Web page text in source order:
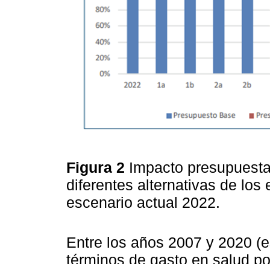
Figura 2 Impacto
diferentes alternativas de los
escenario actual 2022.
Entre los años 2007 y 2020
términos de gasto en salud